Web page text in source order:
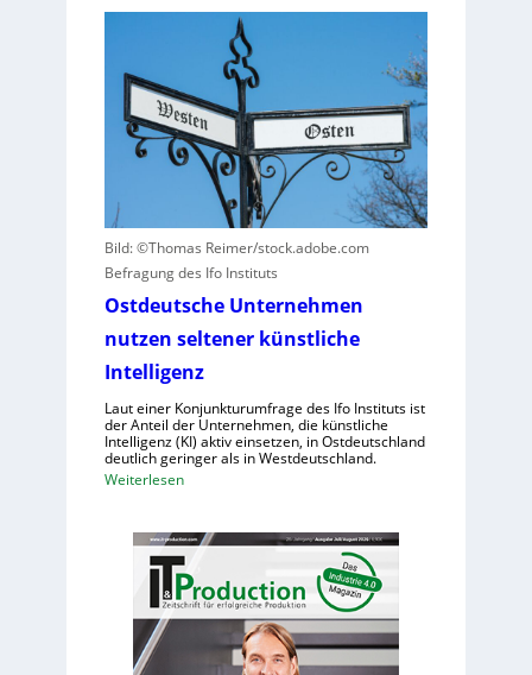
o
n
u
n
g
N
S
-
t
ä
t
v
e
r
u
s
a
c
h
e
n
h
e
K
o
e
t
z
u
f
h
u
a
n
o
i
d
e
b
o
t
e
Bild: ©Thomas Reimer/stock.adobe.com
Befragung des Ifo Instituts
Ostdeutsche Unternehmen
nutzen seltener künstliche
Intelligenz
Laut einer Konjunkturumfrage des Ifo Instituts ist
der Anteil der Unternehmen, die künstliche
Intelligenz (KI) aktiv einsetzen, in Ostdeutschland
deutlich geringer als in Westdeutschland.
Weiterlesen:
s
t
d
e